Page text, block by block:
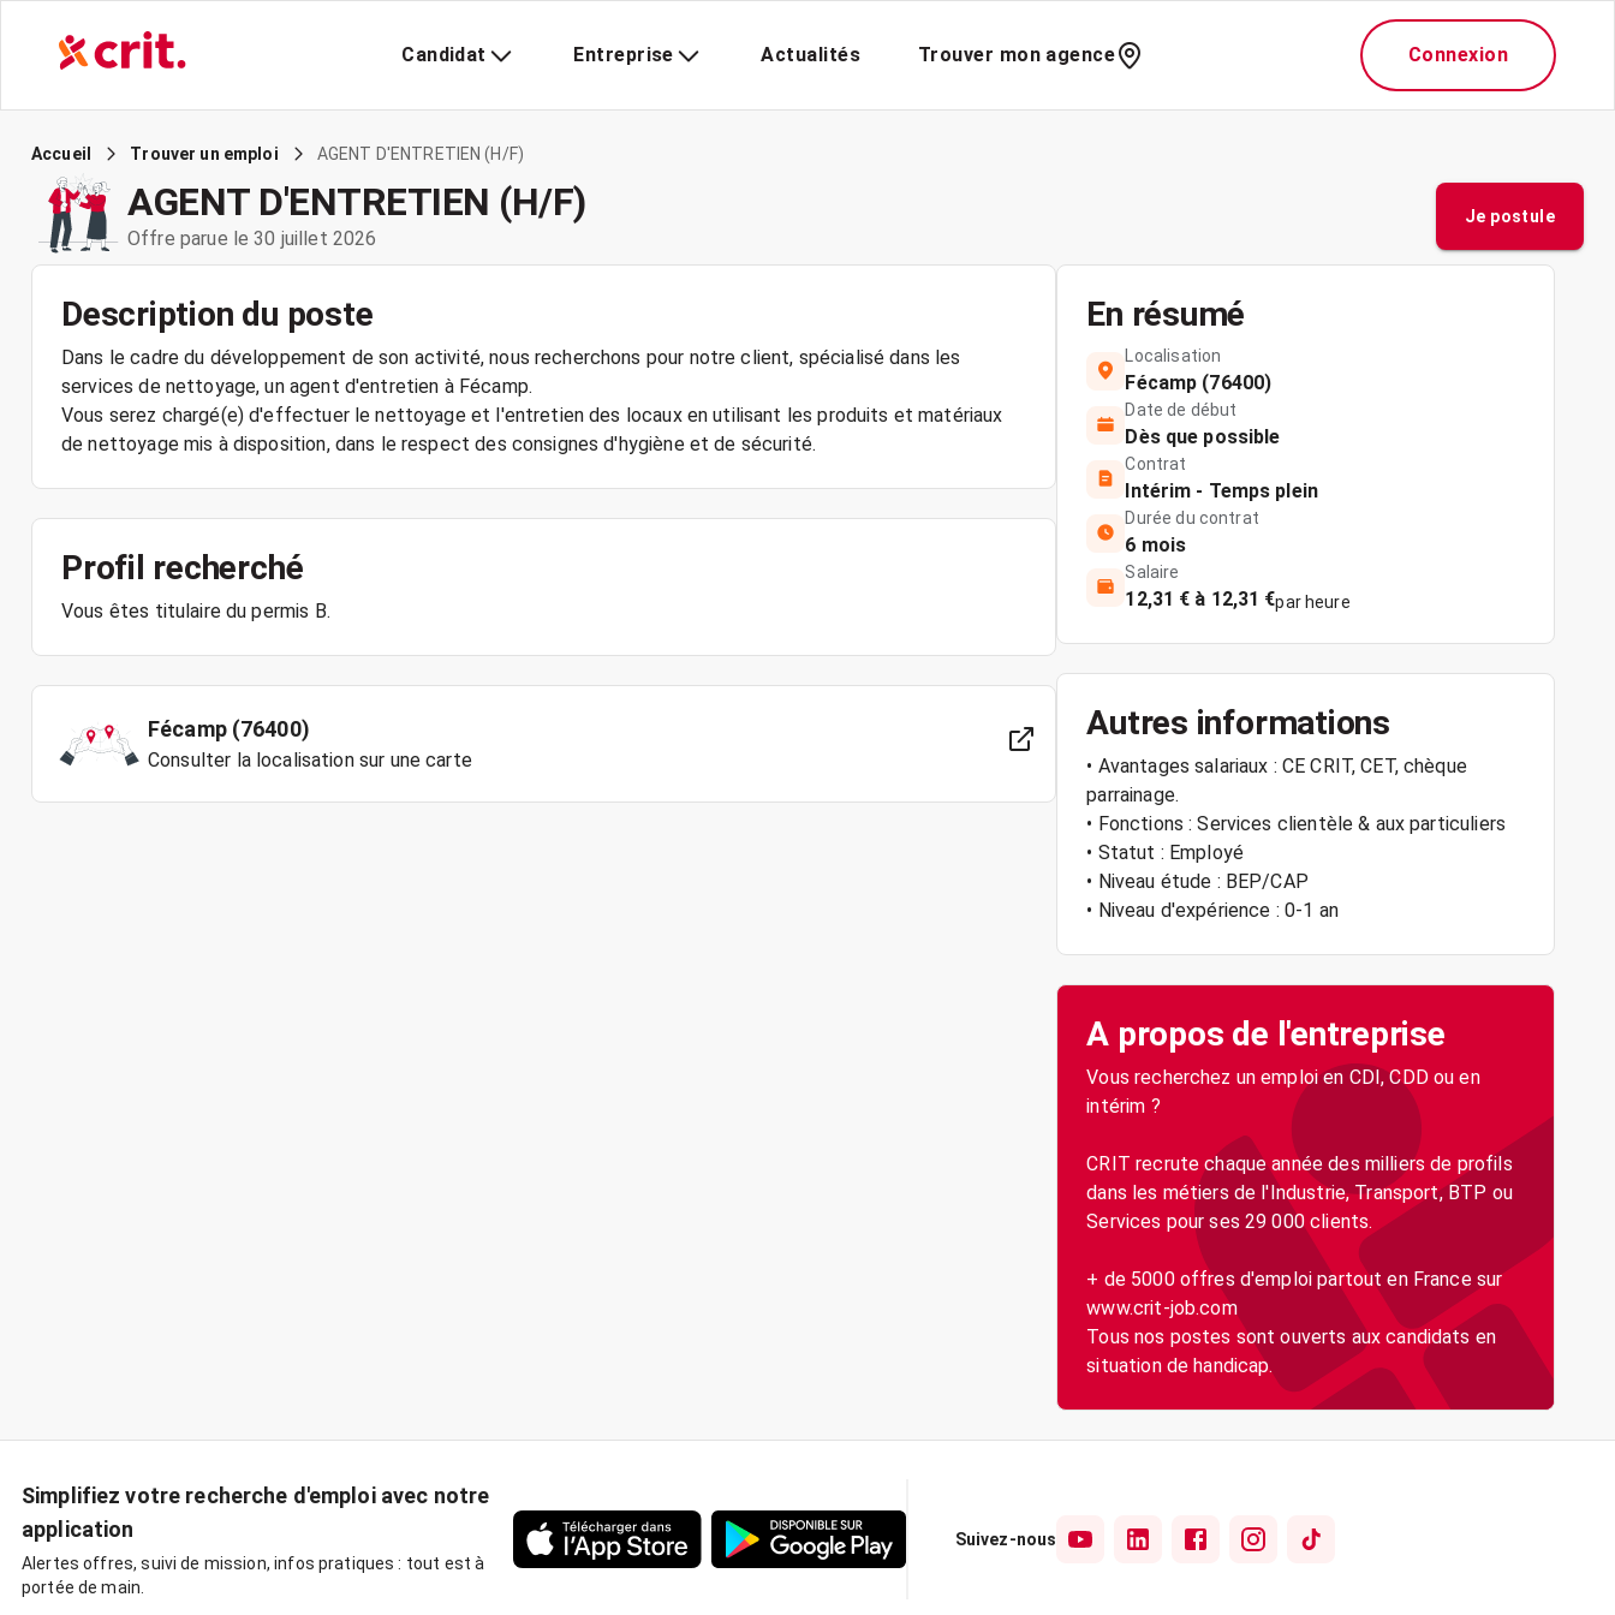
Candidat Entreprise Actualités Trouver mon agence Connexion
Accueil Trouver un emploi AGENT D'ENTRETIEN (H/F)
AGENT D'ENTRETIEN (H/F)
Offre parue le 30 juillet 2026
Je postule
Description du poste
Dans le cadre du développement de son activité, nous recherchons pour notre client, spécialisé dans les
services de nettoyage, un agent d'entretien à Fécamp.
Vous serez chargé(e) d'effectuer le nettoyage et l'entretien des locaux en utilisant les produits et matériaux
Profil recherché
Fécamp (76400)
Consulter la localisation sur une carte
En résumé
Localisation
Fécamp (76400)
Date de début
Dès que possible
Contrat
Intérim - Temps plein
Durée du contrat
6 mois
Salaire
12,31 € à 12,31 €par heure
Autres informations
• Avantages salariaux : CE CRIT, CET, chèque
parrainage.
• Fonctions : Services clientèle & aux particuliers
• Statut : Employé
• Niveau étude : BEP/CAP
• Niveau d'expérience : 0-1 an
A propos de l'entreprise
Vous recherchez un emploi en CDI, CDD ou en
intérim ?
CRIT recrute chaque année des milliers de profils
dans les métiers de l'Industrie, Transport, BTP ou
Services pour ses 29 000 clients.
+ de 5000 offres d'emploi partout en France sur
www.crit-job.com
Tous nos postes sont ouverts aux candidats en
situation de handicap.
Simplifiez votre recherche d'emploi avec notre
application
Alertes offres, suivi de mission, infos pratiques : tout est à
portée de main.
Suivez-nous